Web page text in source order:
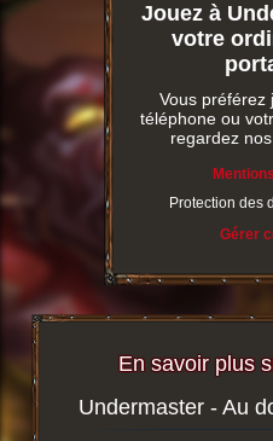
Jouez à
votre
Vous préférez
téléphone ou
regardez nos
Protection des
Gérer
En savoir plus
Undermaster - Au